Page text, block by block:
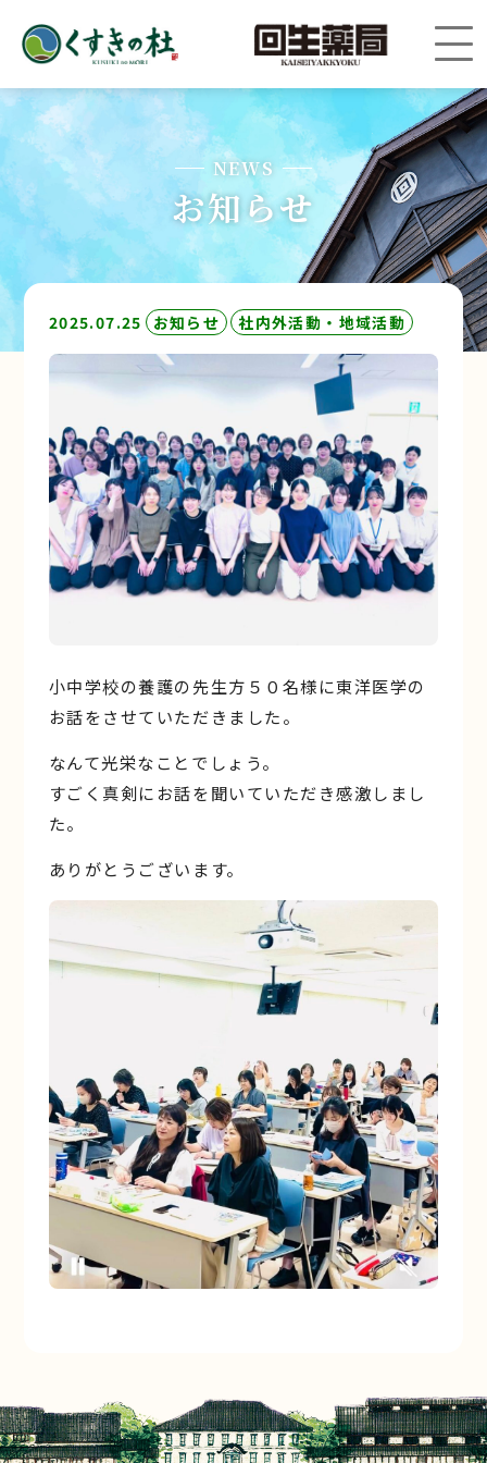
NEWS
お知らせ
2025.07.25 お知らせ 社内外活動・地域活動
小中学校の養護の先生方５０名様に東洋医学の
お話をさせていただきました。
なんて光栄なことでしょう。
すごく真剣にお話を聞いていただき感激しまし
た。
ありがとうございます。